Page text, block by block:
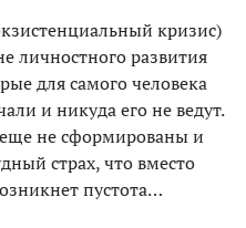
кризис)
личностного развития
для самого человека
и никуда его не ведут.
не сформированы и
страх, что вместо
пустота…